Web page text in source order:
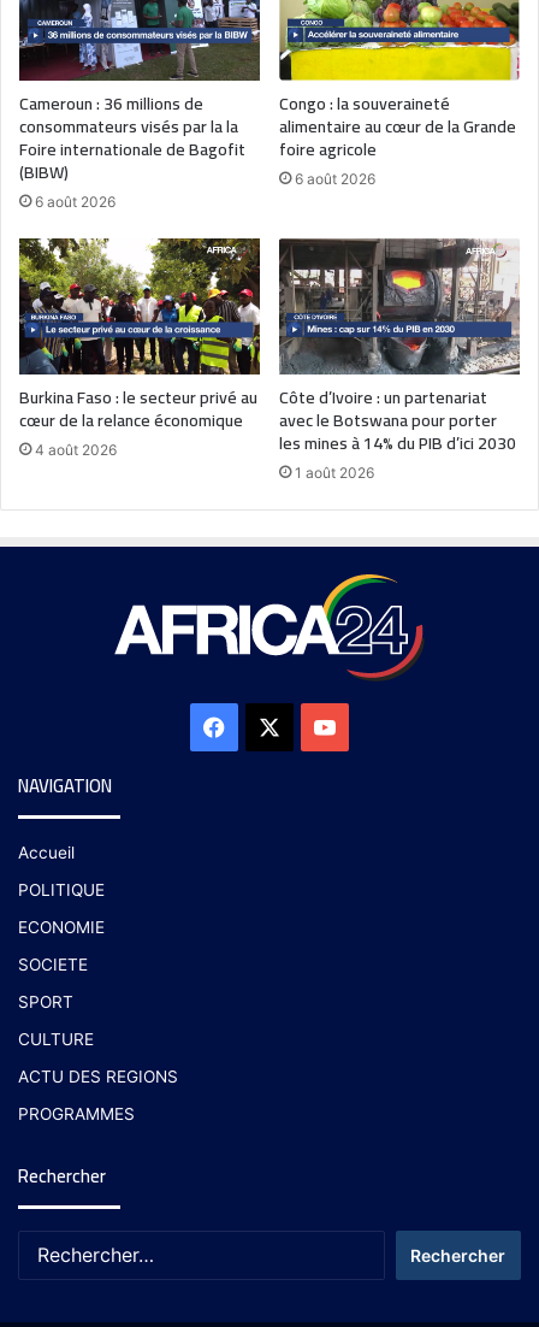
Cameroun : 36 millions de
consommateurs visés par la la
Foire internationale de Bagofit
(BIBW)
6 août 2026
Congo : la souveraineté
alimentaire au cœur de la Grande
foire agricole
6 août 2026
Burkina Faso : le secteur privé au
cœur de la relance économique
4 août 2026
Côte d’Ivoire : un partenariat
avec le Botswana pour porter
les mines à 14% du PIB d’ici 2030
1 août 2026
NAVIGATION
Accueil
POLITIQUE
ECONOMIE
SOCIETE
SPORT
CULTURE
ACTU DES REGIONS
PROGRAMMES
Rechercher